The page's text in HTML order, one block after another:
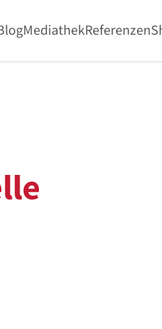
MediathekReferenzen